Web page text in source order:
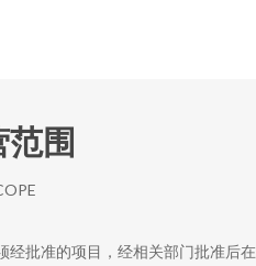
围
经批准的项目，经相关部门批准后在